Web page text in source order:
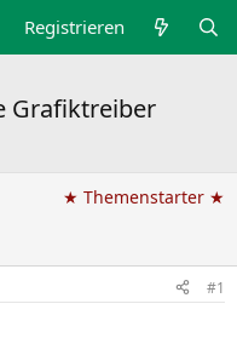
Registrieren
Grafiktreiber
★ Themenstarter ★
#1